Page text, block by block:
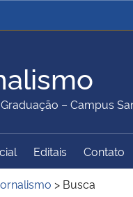
Ministério da Justiça e
Ministério da Educação
Ministério do Turismo
– Campus
do SítioEditais Contato
> Busca